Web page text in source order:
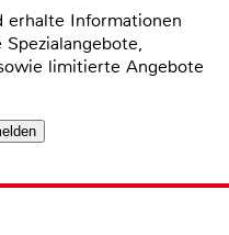
Informationen
limitierte Angebote